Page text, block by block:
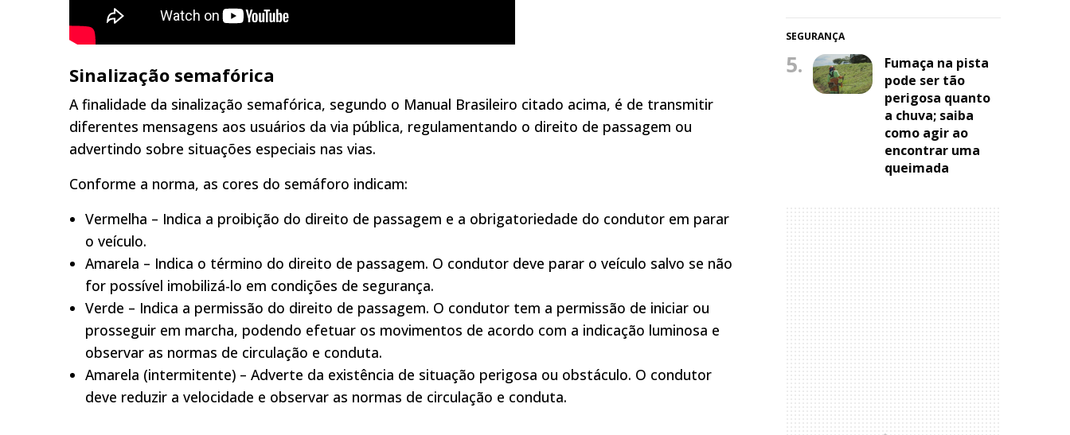
Sinalização semafórica
A finalidade da sinalização semafórica, segundo o Manual Brasileiro citado acima, é de transmitir
diferentes mensagens aos usuários da via pública, regulamentando o direito de passagem ou
advertindo sobre situações especiais nas vias.
Conforme a norma, as cores do semáforo indicam:
Vermelha – Indica a proibição do direito de passagem e a obrigatoriedade do condutor em parar
o veículo.
Amarela – Indica o término do direito de passagem. O condutor deve parar o veículo salvo se não
for possível imobilizá-lo em condições de segurança.
Verde – Indica a permissão do direito de passagem. O condutor tem a permissão de iniciar ou
prosseguir em marcha, podendo efetuar os movimentos de acordo com a indicação luminosa e
observar as normas de circulação e conduta.
Amarela (intermitente) – Adverte da existência de situação perigosa ou obstáculo. O condutor
deve reduzir a velocidade e observar as normas de circulação e conduta.
SEGURANÇA
5.
Fumaça na pista
pode ser tão
perigosa quanto
a chuva; saiba
como agir ao
encontrar uma
queimada